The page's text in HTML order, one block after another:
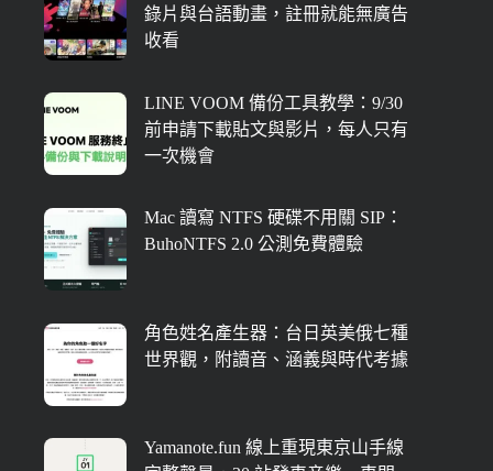
錄片與台語動畫，註冊就能無廣告
收看
LINE VOOM 備份工具教學：9/30
前申請下載貼文與影片，每人只有
一次機會
Mac 讀寫 NTFS 硬碟不用關 SIP：
BuhoNTFS 2.0 公測免費體驗
角色姓名產生器：台日英美俄七種
世界觀，附讀音、涵義與時代考據
Yamanote.fun 線上重現東京山手線